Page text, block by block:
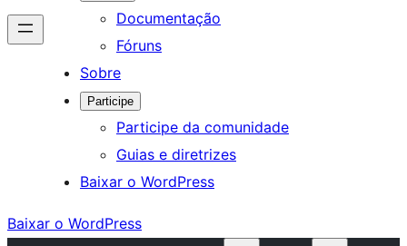
Documentação
Fóruns
Sobre
Participe
Participe da comunidade
Guias e diretrizes
Baixar o WordPress
Baixar o WordPress